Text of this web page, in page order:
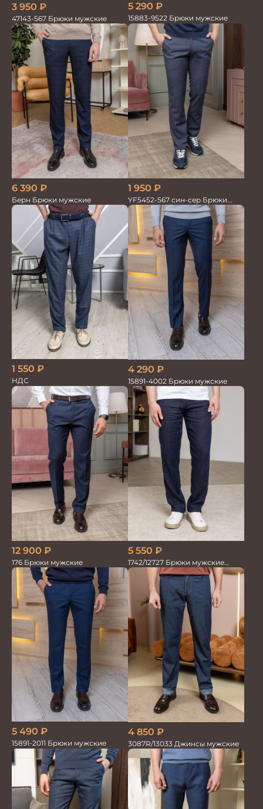
3 950 ₽
47143-567 Брюки мужские
5 290 ₽
15883-9522 Брюки мужские
6 390 ₽
Берн Брюки мужские
1 950 ₽
YF5452-567 син-сер Брюки
мужские
1 550 ₽
НДС
4 290 ₽
15891-4002 Брюки мужские
12 900 ₽
176 Брюки мужские
5 550 ₽
1742/12727 Брюки мужские
100%лён т.син
5 490 ₽
15891-2011 Брюки мужские
4 850 ₽
3087R/13033 Джинсы мужские